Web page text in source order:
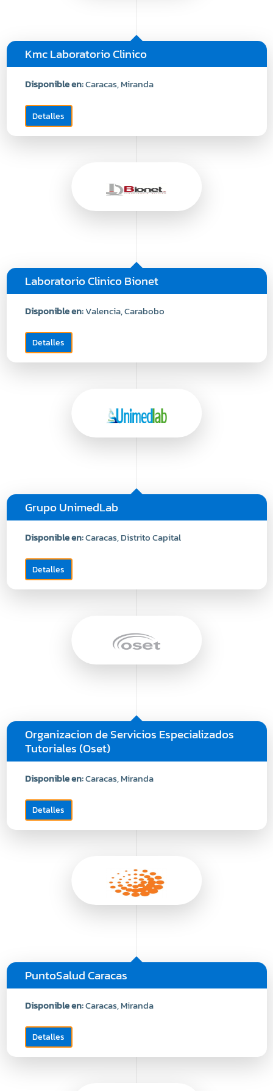
Kmc Laboratorio Clinico
Disponible en:Caracas, Miranda
Detalles
Laboratorio Clinico Bionet
Disponible en:Valencia, Carabobo
Detalles
Grupo UnimedLab
Disponible en:Caracas, Distrito Capital
Detalles
Organizacion de Servicios Especializados
Tutoriales (Oset)
Disponible en:Caracas, Miranda
Detalles
PuntoSalud Caracas
Disponible en:Caracas, Miranda
Detalles